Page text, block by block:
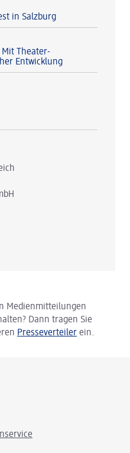
in Salzburg
Theater-
Entwicklung
Medienmitteilungen
Dann tragen Sie
Presseverteiler ein.